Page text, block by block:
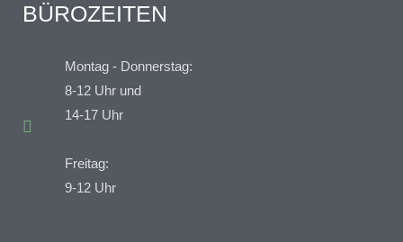
BÜROZEITEN
Montag - Donnerstag:
8-12 Uhr und
14-17 Uhr
Freitag:
9-12 Uhr